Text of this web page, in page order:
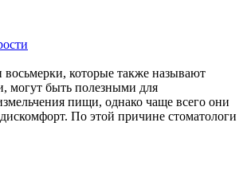
которые также называют
могут быть полезными для
пищи, однако чаще всего они
По этой причине стоматологи